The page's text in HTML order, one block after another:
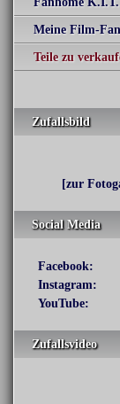
Meine Film-
Teile zu
Zufallsbild
[zur
Social Media
Facebook:
Instagram:
YouTube:
Zufallsvideo